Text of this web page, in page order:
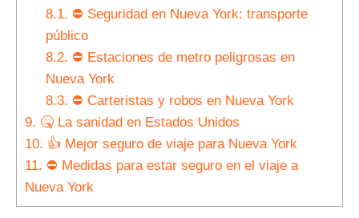
8.1. ⛔ Seguridad en Nueva York: transporte
público
8.2. ⛔ Estaciones de metro peligrosas en
Nueva York
8.3. ⛔ Carteristas y robos en Nueva York
9. 🤒 La sanidad en Estados Unidos
10. 👍 Mejor seguro de viaje para Nueva York
11. ⛔ Medidas para estar seguro en el viaje a
Nueva York